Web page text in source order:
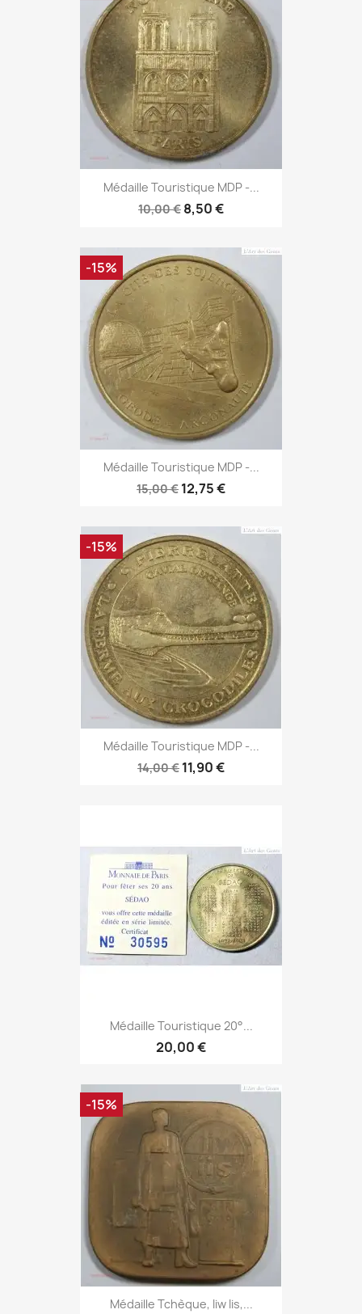
Médaille Touristique MDP -...
10,00 € 8,50 €
Médaille Touristique MDP -...
15,00 € 12,75 €
-15%
Médaille Touristique MDP -...
14,00 € 11,90 €
-15%
Médaille Touristique 20°...
20,00 €
Médaille Tchèque, Iiw Iis,...
-15%